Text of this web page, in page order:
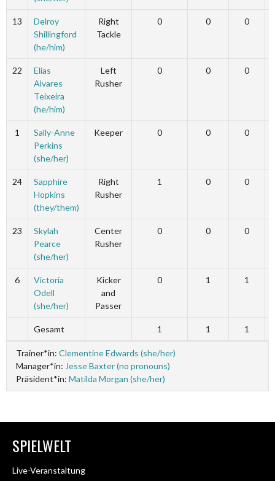
13
Delroy
Shillingford
(he/him)
Right
Tackle
0 0 0
22
Elias
Alvares
Teixeira
(he/him)
Left
Rusher
0 0 0
1
Sally-Anne
Perkins
(she/her)
Keeper 0 0 0
24
Sapphire
Hopkins
(they/them)
Right
Rusher
1 0 0
23
Skylah
Pearce
(she/her)
Center
Rusher
0 0 0
6
Victoria
Odell
(she/her)
Kicker
and
Passer
0 1 1
Gesamt 1 1 1
Trainer*in: Clementine Edwards (she/her)
Manager*in: Jesse Baxter (no pronouns)
Präsident*in: Matilda Morgan (she/her)
SPIELWELT
Live-Veranstaltung